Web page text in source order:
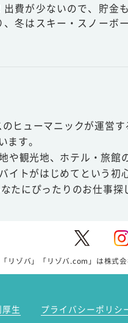
費が少ないので、貯
冬はスキー・スノーボ
ヒューマニックが運営
ます。
や観光地、ホテル・旅
イトがはじめてという
たにぴったりのお仕事探
「リゾバ」「リゾバ.com」は株式
生 プライバシーポリシ